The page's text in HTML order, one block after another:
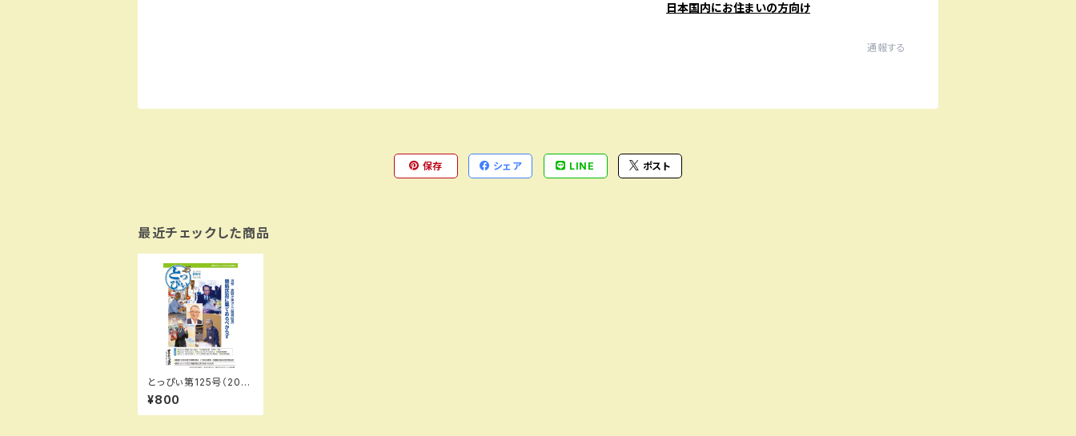
日本国内にお住まいの方向け
通報する
保存 シェア LINE ポスト
最近チェックした商品
とっぴぃ第125号（202
3年3月）PDFデータ版
¥800